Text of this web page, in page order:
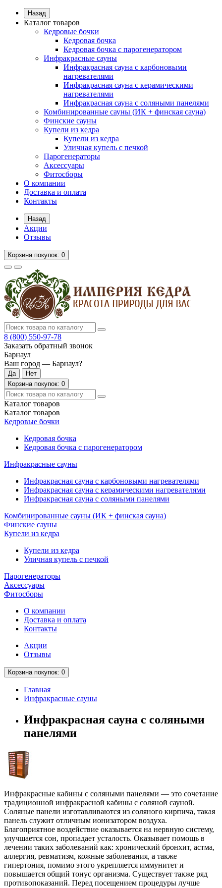
Назад
Каталог товаров
Кедровые бочки
Кедровая бочка
Кедровая бочка с парогенератором
Инфракрасные сауны
Инфракрасная сауна с карбоновыми
нагревателями
Инфракрасная сауна с керамическими
нагревателями
Инфракрасная сауна с соляными панелями
Комбинированные сауны (ИК + финская сауна)
Финские сауны
Купели из кедра
Купели из кедра
Уличная купель с печкой
Парогенераторы
Аксессуары
Фитосборы
О компании
Доставка и оплата
Контакты
Назад
Акции
Отзывы
Корзинапокупок: 0
8 (800) 550-97-78
Заказать обратный звонок
Барнаул
Ваш город — Барнаул?
Корзинапокупок: 0
Каталог товаров
Каталог товаров
Кедровые бочки
Кедровая бочка
Кедровая бочка с парогенератором
Инфракрасные сауны
Инфракрасная сауна с карбоновыми нагревателями
Инфракрасная сауна с керамическими нагревателями
Инфракрасная сауна с соляными панелями
Комбинированные сауны (ИК + финская сауна)
Финские сауны
Купели из кедра
Купели из кедра
Уличная купель с печкой
Парогенераторы
Аксессуары
Фитосборы
О компании
Доставка и оплата
Контакты
Акции
Отзывы
Корзинапокупок: 0
Главная
Инфракрасные сауны
Инфракрасная сауна с соляными
панелями
Инфракрасные кабины с соляными панелями — это сочетание
традиционной инфракрасной кабины с соляной сауной.
Соляные панели изготавливаются из соляного кирпича, такая
панель служит отличным ионизатором воздуха.
Благоприятное воздействие оказывается на нервную систему,
улучшается сон, пропадает усталость. Оказывает помощь в
лечении таких заболеваний как: хронический бронхит, астма,
аллергия, ревматизм, кожные заболевания, а также
гипертония, помимо этого укрепляется иммунитет и
повышается общий тонус организма. Существует также ряд
противопоказаний. Перед посещением процедуры лучше